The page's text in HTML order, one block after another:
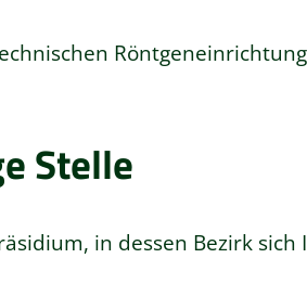
Stelle
in dessen Bezirk